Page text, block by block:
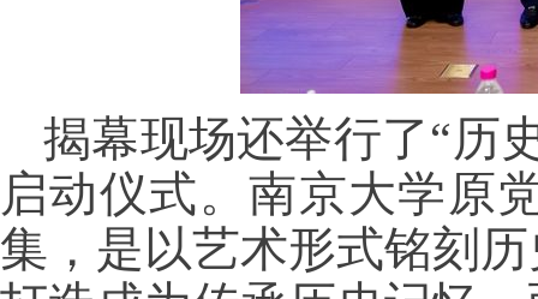
揭幕现场还举行了“历
启动仪式。南京大学原
集，是以艺术形式铭刻